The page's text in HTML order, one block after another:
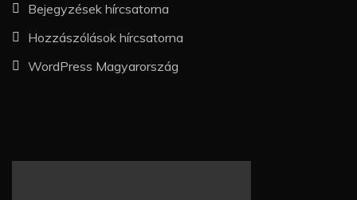
Bejegyzések hírcsatorna
Hozzászólások hírcsatorna
WordPress Magyarország